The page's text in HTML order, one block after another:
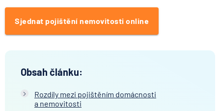
Sjednat pojištění nemovitosti online
Obsah článku:
Rozdíly mezi pojištěním domácnosti
a nemovitosti